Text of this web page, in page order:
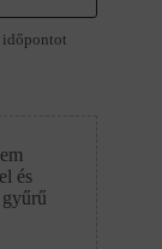
időpontot
és